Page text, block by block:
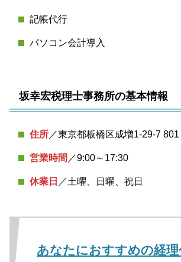
記帳代行
パソコン会計導入
坂幸宏税理士事務所の基本情報
住所／東京都板橋区成増1-29-7 801
営業時間 ／9:00～17:30
休業日 ／土曜、日曜、祝日
あなたにおすすめの経理